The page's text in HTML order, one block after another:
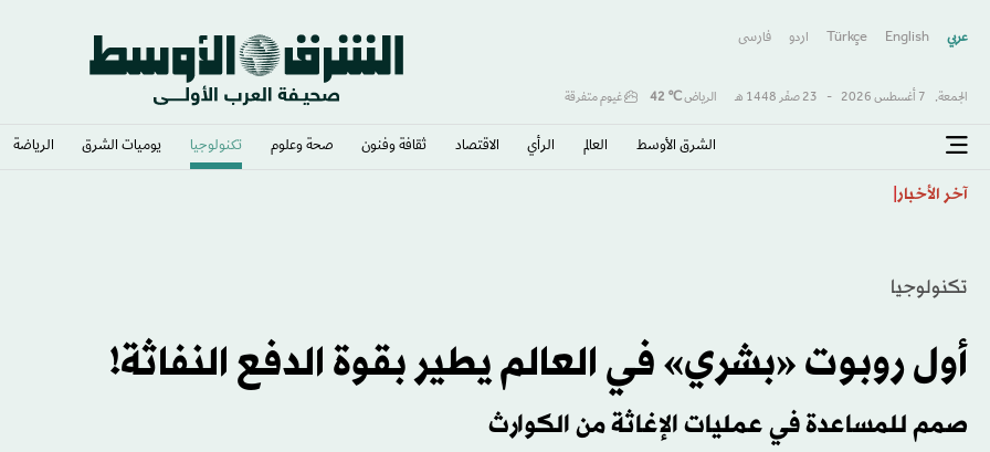
عربي English
Türkçe اردو فارسى
الجمعة, 7 أغسطس 2026 - 23 صفَر 1448 هـ الرياض℃
42 غيوم متفرقة
الشرق الأوسط​ العالم الرأي الاقتصاد ثقافة وفنون صحة وعلوم تكنولوجيا يوميات الشرق​ الرياضة
آخر الأخبار
تكنولوجيا
أول روبوت «بشري» في العالم يطير بقوة الدفع النفاثة!
صمم للمساعدة في عمليات الإغاثة من الكوارث